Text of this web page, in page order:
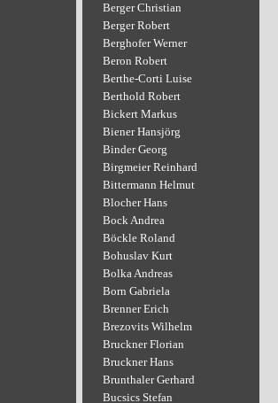
Berger Christian
Berger Robert
Berghofer Werner
Beron Robert
Berthe-Corti Luise
Berthold Robert
Bickert Markus
Biener Hansjörg
Binder Georg
Birgmeier Reinhard
Bittermann Helmut
Blocher Hans
Bock Andrea
Böckle Roland
Bohuslav Kurt
Bolka Andreas
Born Gabriela
Brenner Erich
Brezovits Wilhelm
Bruckner Florian
Bruckner Hans
Brunthaler Gerhard
Bucsics Stefan